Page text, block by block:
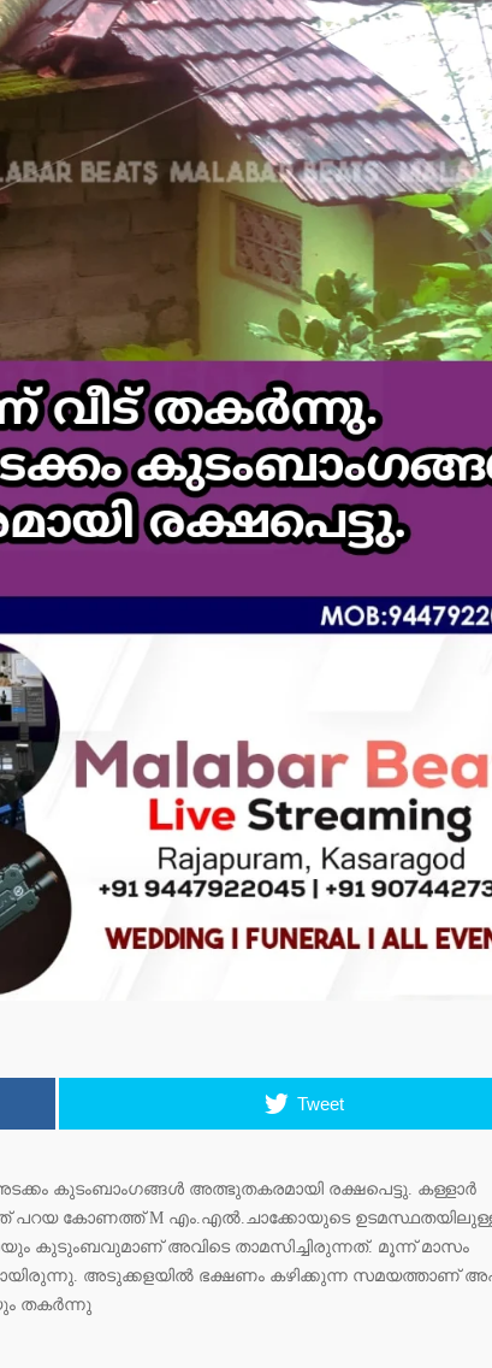
Tweet
കുടംബാംഗങ്ങൾ അത്ഭുതകരമായി രക്ഷപെട്ടു. കള്ളാർ
പറയ കോണത്ത് M എം.എൽ.ചാക്കോയുടെ
കുടുംബവുമാണ് അവിടെ താമസിച്ചിരുന്നത്. മൂന്ന് മാസം
അടുക്കളയിൽ ഭക്ഷണം കഴിക്കുന്ന സമയത്താണ്
തകർന്നു